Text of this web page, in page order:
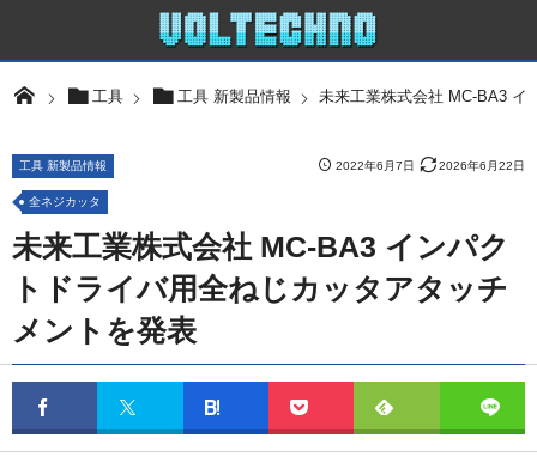
工具 工具 新製品情報 未来工業株式会社 MC-BA3 イ
2022年6月7日 2026年6月22日
工具 新製品情報
全ネジカッタ
未来工業株式会社 MC-BA3 インパク
トドライバ用全ねじカッタアタッチ
メントを発表